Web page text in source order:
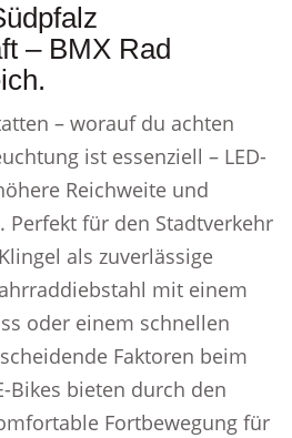
– BMX Rad
– worauf du achten
ist essenziell – LED-
Reichweite und
Perfekt für den Stadtverkehr
als zuverlässige
mit einem
oder einem schnellen
Faktoren beim
Bikes bieten durch den
Fortbewegung für